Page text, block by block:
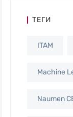
ТЕГИ
ITAM
Machine
Naumen